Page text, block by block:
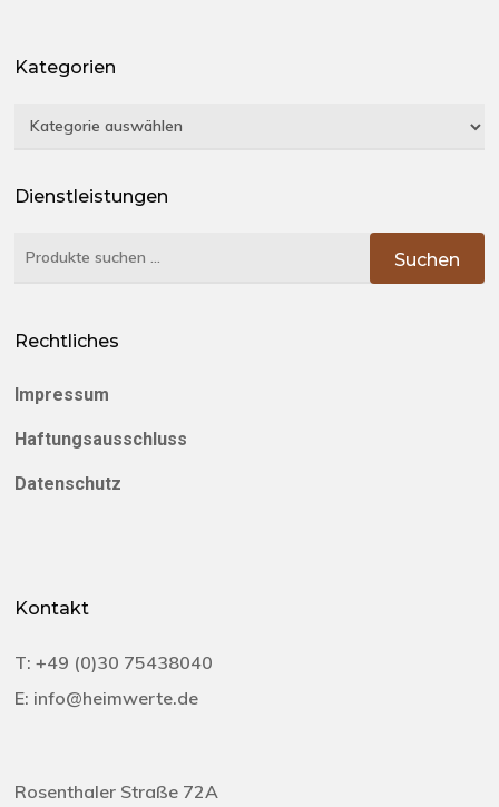
Kategorien
Kategorien
Dienstleistungen
Suchen
Suchen
Rechtliches
Impressum
Haftungsausschluss
Datenschutz
Kontakt
T:+49 (0)30 75438040‬
E: info@heimwerte.de
Rosenthaler Straße 72A